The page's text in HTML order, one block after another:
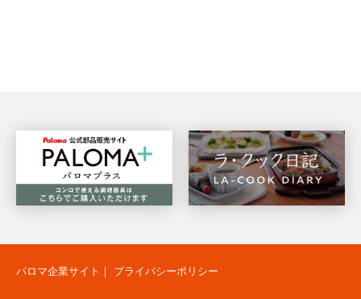
パロマ企業サイト ｜ プライバシーポリシー